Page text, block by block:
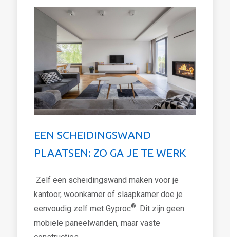
EEN SCHEIDINGSWAND
PLAATSEN: ZO GA JE TE WERK
Zelf een scheidingswand maken voor je
kantoor, woonkamer of slaapkamer doe je
eenvoudig zelf met Gyproc®. Dit zijn geen
mobiele paneelwanden, maar vaste